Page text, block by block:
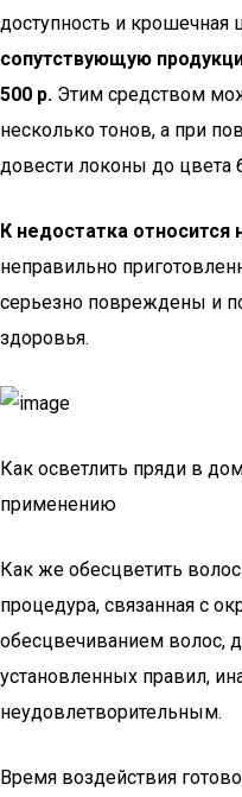
доступность и крошечная
сопутствующую
500 р. Этим средством
несколько тонов, а при
довести локоны до цвета
К недостатка относится
неправильно
серьезно повреждены и
здоровья.
Как осветлить пряди в
применению
Как же обесцветить
процедура, связанная с
обесцвечиванием волос,
установленных правил,
неудовлетворительным.
Время воздействия